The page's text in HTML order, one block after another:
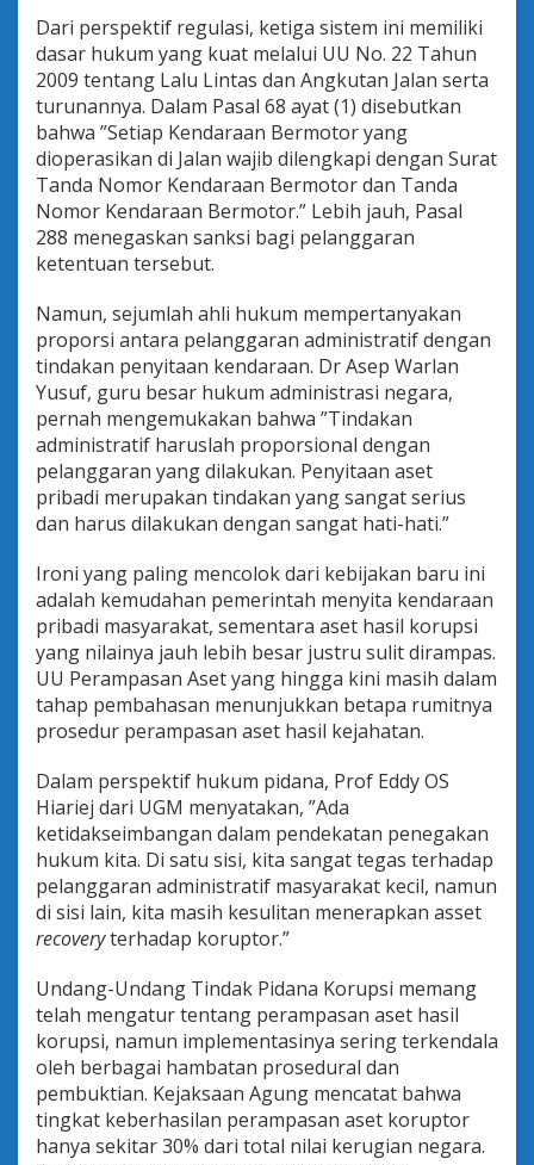
Dari perspektif regulasi, ketiga sistem ini memiliki
dasar hukum yang kuat melalui UU No. 22 Tahun
2009 tentang Lalu Lintas dan Angkutan Jalan serta
turunannya. Dalam Pasal 68 ayat (1) disebutkan
bahwa ”Setiap Kendaraan Bermotor yang
dioperasikan di Jalan wajib dilengkapi dengan Surat
Tanda Nomor Kendaraan Bermotor dan Tanda
Nomor Kendaraan Bermotor.” Lebih jauh, Pasal
288 menegaskan sanksi bagi pelanggaran
ketentuan tersebut.
Namun, sejumlah ahli hukum mempertanyakan
proporsi antara pelanggaran administratif dengan
tindakan penyitaan kendaraan. Dr Asep Warlan
Yusuf, guru besar hukum administrasi negara,
pernah mengemukakan bahwa ”Tindakan
administratif haruslah proporsional dengan
pelanggaran yang dilakukan. Penyitaan aset
pribadi merupakan tindakan yang sangat serius
dan harus dilakukan dengan sangat hati-hati.”
Ironi yang paling mencolok dari kebijakan baru ini
adalah kemudahan pemerintah menyita kendaraan
pribadi masyarakat, sementara aset hasil korupsi
yang nilainya jauh lebih besar justru sulit dirampas.
UU Perampasan Aset yang hingga kini masih dalam
tahap pembahasan menunjukkan betapa rumitnya
prosedur perampasan aset hasil kejahatan.
Dalam perspektif hukum pidana, Prof Eddy OS
Hiariej dari UGM menyatakan, ”Ada
ketidakseimbangan dalam pendekatan penegakan
hukum kita. Di satu sisi, kita sangat tegas terhadap
pelanggaran administratif masyarakat kecil, namun
di sisi lain, kita masih kesulitan menerapkan asset
recoveryterhadap koruptor.”
Undang-Undang Tindak Pidana Korupsi memang
telah mengatur tentang perampasan aset hasil
korupsi, namun implementasinya sering terkendala
oleh berbagai hambatan prosedural dan
pembuktian. Kejaksaan Agung mencatat bahwa
tingkat keberhasilan perampasan aset koruptor
hanya sekitar 30% dari total nilai kerugian negara.